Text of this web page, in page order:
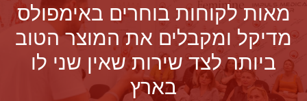
מאות לקוחות בוחרים באימפולס
מדיקל ומקבלים את המוצר הטוב
ביותר לצד שירות שאין שני לו
בארץ